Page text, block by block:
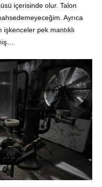
içerisinde olur. Talon
Ayrıca
pek mantıklı